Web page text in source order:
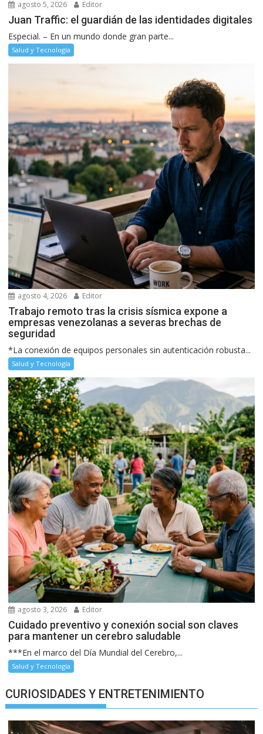
agosto 5, 2026 Editor
Juan Traffic: el guardián de las identidades digitales
Especial. – En un mundo donde gran parte...
Salud y Tecnología
agosto 4, 2026 Editor
Trabajo remoto tras la crisis sísmica expone a
empresas venezolanas a severas brechas de
seguridad
*La conexión de equipos personales sin autenticación robusta...
Salud y Tecnología
agosto 3, 2026 Editor
Cuidado preventivo y conexión social son claves
para mantener un cerebro saludable
***En el marco del Día Mundial del Cerebro,...
Salud y Tecnología
CURIOSIDADES Y ENTRETENIMIENTO